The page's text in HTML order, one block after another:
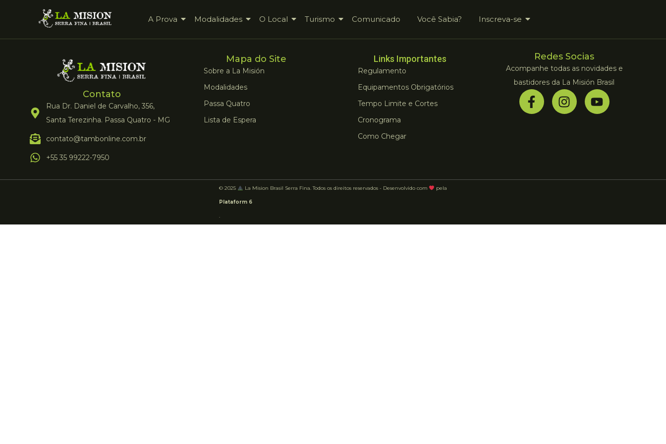
A Prova Modalidades O Local Turismo Comunicado Você Sabia? Inscreva-se
Contato
Rua Dr. Daniel de Carvalho, 356,
Santa Terezinha. Passa Quatro - MG
contato@tambonline.com.br
+55 35 99222-7950
Mapa do Site
Sobre a La Misión
Modalidades
Passa Quatro
Lista de Espera
Links Importantes
Regulamento
Equipamentos Obrigatórios
Tempo Limite e Cortes
Cronograma
Como Chegar
Redes Socias
Acompanhe todas as novidades e
bastidores da La Misión Brasil
© 2025 La Mision Brasil Serra Fina. Todos os direitos reservados - Desenvolvido com pela
Plataform 6
.